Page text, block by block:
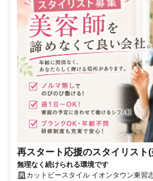
再スタート応援のスタイリスト
無理なく続けられる環境です
カットビースタイル イオンタウン東習